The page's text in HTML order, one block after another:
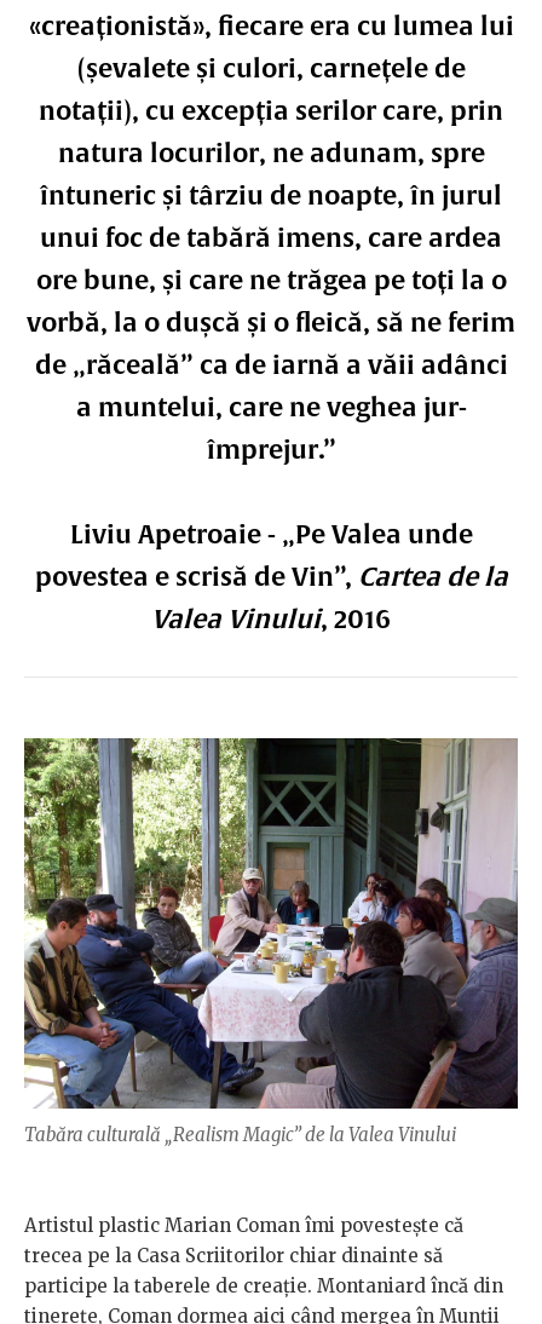
«creaționistă», fiecare era cu lumea lui
(șevalete și culori, carnețele de
notații), cu excepția serilor care, prin
natura locurilor, ne adunam, spre
întuneric și târziu de noapte, în jurul
unui foc de tabără imens, care ardea
ore bune, și care ne trăgea pe toți la o
vorbă, la o dușcă și o fleică, să ne ferim
de „răceală” ca de iarnă a văii adânci
a muntelui, care ne veghea jur-
împrejur.”
Liviu Apetroaie - „Pe Valea unde
povestea e scrisă de Vin”, Cartea de la
Valea Vinului, 2016
Tabăra culturală „Realism Magic” de la Valea Vinului
Artistul plastic Marian Coman îmi povestește că
trecea pe la Casa Scriitorilor chiar dinainte să
participe la taberele de creație. Montaniard încă din
tinerețe, Coman dormea aici când mergea în Munții